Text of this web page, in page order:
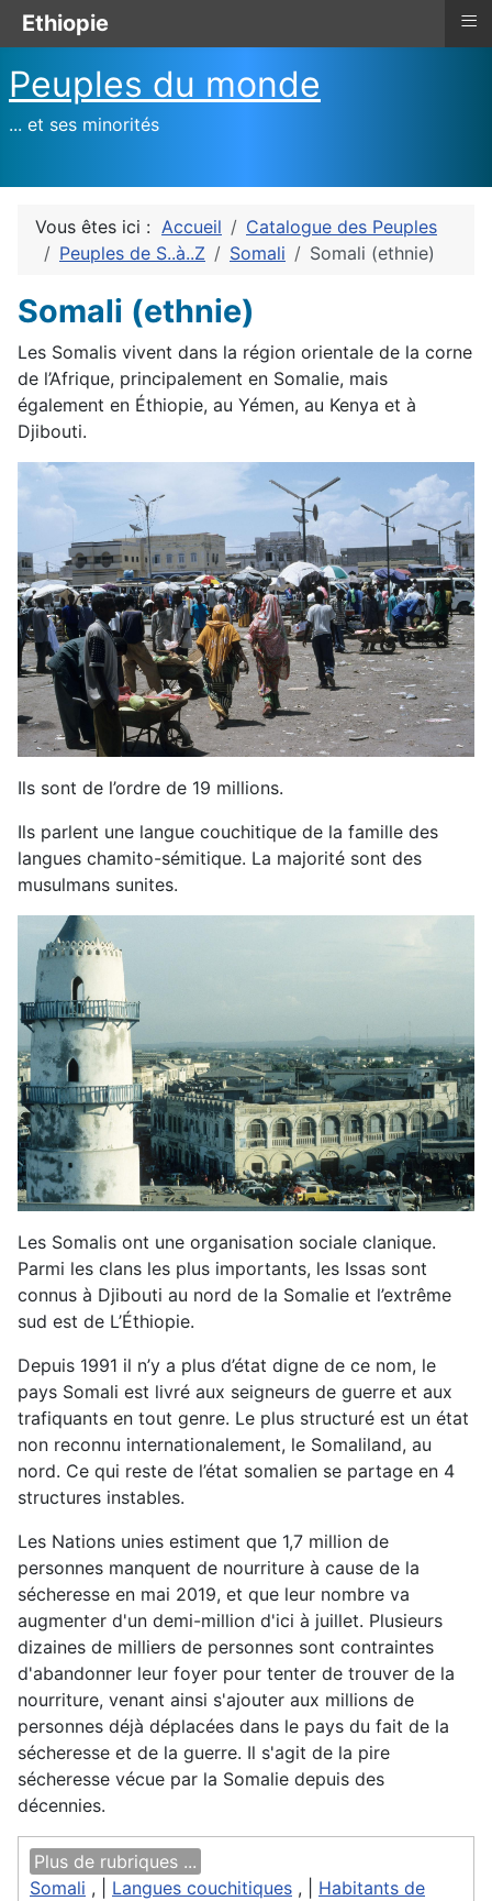
Peuples du monde
... et ses minorités
Vous êtes ici : Accueil
Catalogue des Peuples
Peuples de S..à..Z
Somali Somali (ethnie)
Somali (ethnie)
Les Somalis vivent dans la région orientale de la corne
de l’Afrique, principalement en Somalie, mais
également en Éthiopie, au Yémen, au Kenya et à
Djibouti.
Ils sont de l’ordre de 19 millions.
Ils parlent une langue couchitique de la famille des
langues chamito-sémitique. La majorité sont des
musulmans sunites.
Les Somalis ont une organisation sociale clanique.
Parmi les clans les plus importants, les Issas sont
connus à Djibouti au nord de la Somalie et l’extrême
sud est de L’Éthiopie.
Depuis 1991 il n’y a plus d’état digne de ce nom, le
pays Somali est livré aux seigneurs de guerre et aux
trafiquants en tout genre. Le plus structuré est un état
non reconnu internationalement, le Somaliland, au
nord. Ce qui reste de l’état somalien se partage en 4
structures instables.
Les Nations unies estiment que 1,7 million de
personnes manquent de nourriture à cause de la
sécheresse en mai 2019, et que leur nombre va
augmenter d'un demi-million d'ici à juillet. Plusieurs
dizaines de milliers de personnes sont contraintes
d'abandonner leur foyer pour tenter de trouver de la
nourriture, venant ainsi s'ajouter aux millions de
personnes déjà déplacées dans le pays du fait de la
sécheresse et de la guerre. Il s'agit de la pire
sécheresse vécue par la Somalie depuis des
décennies.
Plus de rubriques ...
Somali , | Langues couchitiques , | Habitants de
Ethiopie ≡